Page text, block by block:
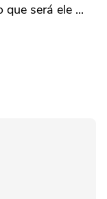
será ele ...